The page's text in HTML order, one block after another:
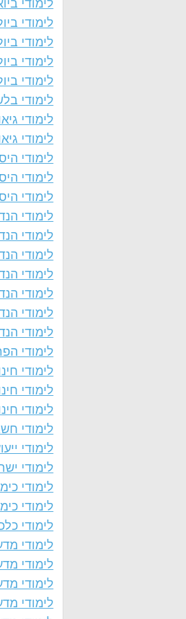
לימודי
לימודי
לימודי
לימודי
לימודי
לימודי
לימודי
לימודי
לימודי
לימודי
לימודי
לימודי
לימודי
לימודי
לימודי
לימודי
לימודי
לימודי
לימודי
לימודי
לימודי
לימודי
לימודי
לימודי
לימודי
לימודי
לימודי
לימודי
לימודי
לימודי
לימודי
לימודי